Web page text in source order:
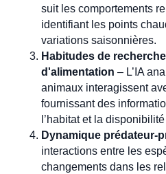
suit les comportements
identifiant les points
variations saisonnières.
Habitudes de
d'alimentation – L’IA
animaux interagissent
fournissant des
l’habitat et la
Dynamique prédateur-
interactions entre les
changements dans les